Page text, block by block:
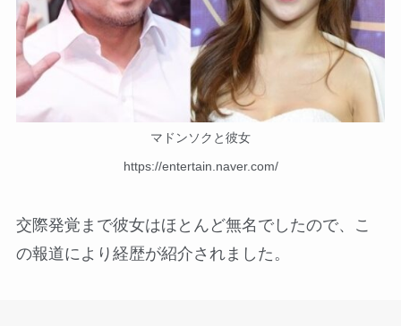
マドンソクと彼女
https://entertain.naver.com/
交際発覚まで彼女はほとんど無名でしたので、こ
の報道により経歴が紹介されました。